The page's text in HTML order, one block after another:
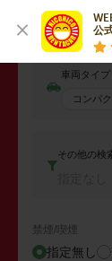
公
2026年
車両タイプ
コンパ
その他の検
禁煙/喫煙
指定無し